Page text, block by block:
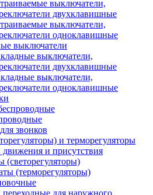
выключатели,
двухклавишные
выключатели,
одноклавишные
выключатели
выключатели,
двухклавишные
выключатели,
одноклавишные
звонков
и терморегуляторы
движения и присутствия
(светорегуляторы)
(терморегуляторы)
для наружного